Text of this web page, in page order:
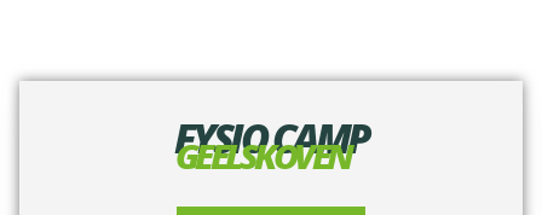
FYSIO CAMP
GEELSKOVEN